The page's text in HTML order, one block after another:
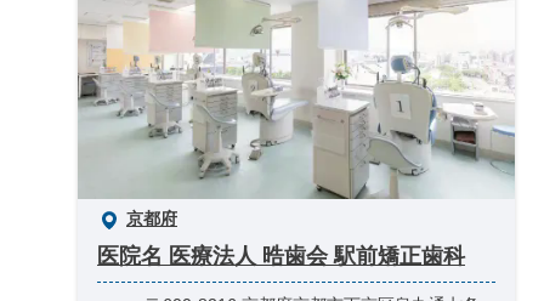
京都府
医院名 医療法人 晧歯会 駅前矯正歯科